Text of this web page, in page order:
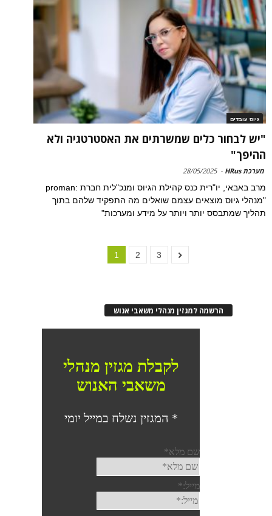
גיוס עובדים
"יש לבחור כלים שמשרתים את האסטרטגיה ולא
ההיפך"
מערכת HRus -
28/05/2025
מרב באבאי, יו"רית כנס קהילת הגיוס ומנכ"לית חברת :proman
"מנהלי גיוס מוצאים עצמם שואלים מה התפקיד שלהם בתוך
תהליך שמתבסס יותר ויותר על מידע ומערכות"
1 2 3
הרשמה למגזין מנהלי משאבי אנוש